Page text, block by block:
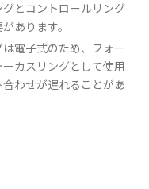
とコントロールリング
あります。
電子式のため、フォー
カスリングとして使用
わせが遅れることがあ